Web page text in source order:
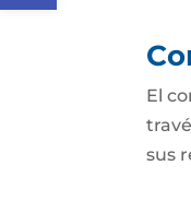
El
sus